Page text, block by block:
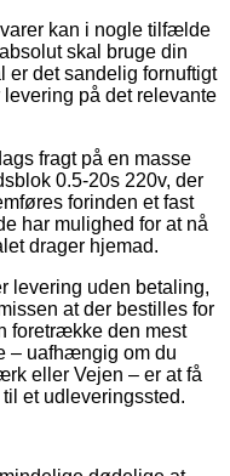
kan i nogle tilfælde
skal bruge din
er det sandelig fornuftigt
på det relevante
fragt på en masse
0.5-20s 220v, der
forinden et fast
har mulighed for at nå
drager hjemad.
levering uden betaling,
at der bestilles for
foretrække den mest
– uafhængig om du
eller Vejen – er at få
et udleveringssted.